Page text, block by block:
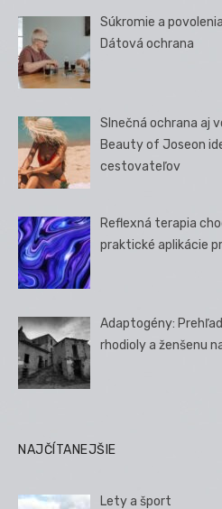
Súkromie a
Dátová ochrana
Slnečná ochrana aj
Beauty of Joseon
cestovateľov
Reflexná terapia
praktické aplikácie
Adaptogény:
rhodioly a ženšenu
NAJČÍTANEJŠIE
Lety a šport